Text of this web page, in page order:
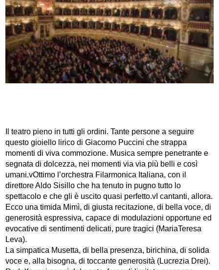
Il teatro pieno in tutti gli ordini. Tante persone a seguire
questo gioiello lirico di Giacomo Puccini che strappa
momenti di viva commozione. Musica sempre penetrante e
segnata di dolcezza, nei momenti via via più belli e così
umani.vOttimo l’orchestra Filarmonica Italiana, con il
direttore Aldo Sisillo che ha tenuto in pugno tutto lo
spettacolo e che gli è uscito quasi perfetto.vI cantanti, allora.
Ecco una timida Mimì, di giusta recitazione, di bella voce, di
generosità espressiva, capace di modulazioni opportune ed
evocative di sentimenti delicati, pure tragici (MariaTeresa
Leva).
La simpatica Musetta, di bella presenza, birichina, di solida
voce e, alla bisogna, di toccante generosità (Lucrezia Drei).